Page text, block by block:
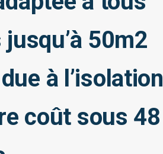
50m2
à l’isolation
coût sous 48